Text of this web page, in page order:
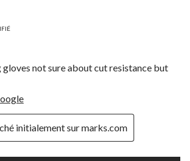
not sure about cut resistance but
initialement sur marks.com